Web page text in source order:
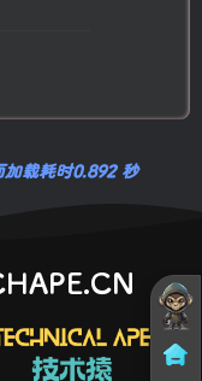
载耗时0.892 秒